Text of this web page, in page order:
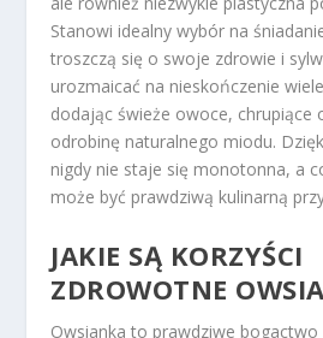
Stanowi idealny wybór na
troszczą się o swoje zdrowie i
urozmaicać na nieskończenie
dodając świeże owoce, chrupiące
odrobinę naturalnego miodu.
nigdy nie staje się monotonna, a
może być prawdziwą kulinarną
JAKIE SĄ KORZYŚCI
ZDROWOTNE
Owsianka to prawdziwe bogactwo